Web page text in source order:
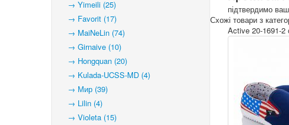
→ Yimeili (25)
→ Favorit (17)
→ MaiNeLin (74)
→ Girnaive (10)
→ Hongquan (20)
→ Kulada-UCSS-MD (4)
→ Мир (39)
→ Lilin (4)
→ Violeta (15)
підтвердимо
Схожі товари з
Active 20-1691-2